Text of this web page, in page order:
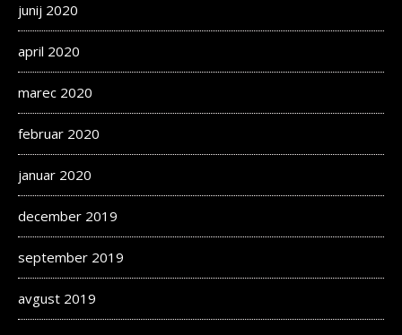
junij 2020
april 2020
marec 2020
februar 2020
januar 2020
december 2019
september 2019
avgust 2019